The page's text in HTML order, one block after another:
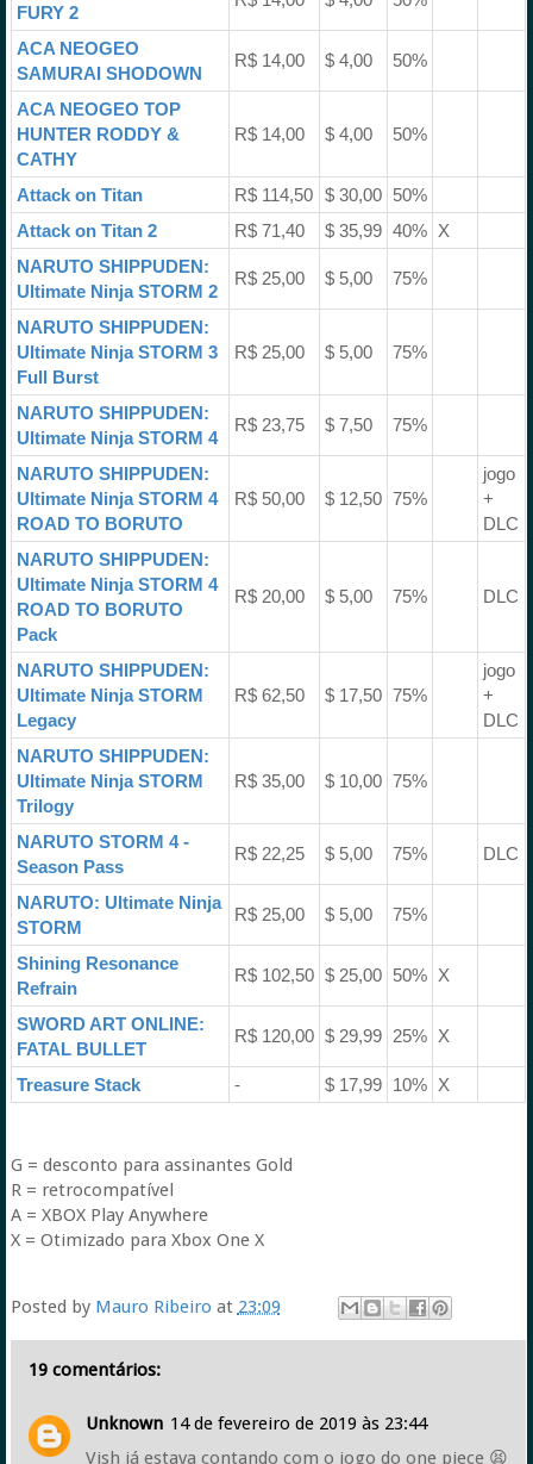
FURY 2
ACA NEOGEO
SAMURAI SHODOWN
R$ 14,00 $ 4,00 50%
ACA NEOGEO TOP
HUNTER RODDY &
CATHY
R$ 14,00 $ 4,00 50%
Attack on Titan R$ 114,50 $ 30,00
50%
Attack on Titan 2
R$ 71,40 $ 35,99 40%
X
NARUTO SHIPPUDEN:
Ultimate Ninja STORM 2
R$ 25,00 $ 5,00 75%
NARUTO SHIPPUDEN:
Ultimate Ninja STORM 3
Full Burst
R$ 25,00 $ 5,00 75%
NARUTO SHIPPUDEN:
Ultimate Ninja STORM 4
R$ 23,75 $ 7,50 75%
NARUTO SHIPPUDEN:
Ultimate Ninja STORM 4
ROAD TO BORUTO
R$ 50,00 $ 12,50 75%
jogo
+
DLC
NARUTO SHIPPUDEN:
Ultimate Ninja STORM 4
ROAD TO BORUTO
Pack
R$ 20,00 $ 5,00 75% DLC
NARUTO SHIPPUDEN:
Ultimate Ninja STORM
Legacy
R$ 62,50 $ 17,50 75%
jogo
+
DLC
NARUTO SHIPPUDEN:
Ultimate Ninja STORM
Trilogy
R$ 35,00 $ 10,00 75%
NARUTO STORM 4 -
Season Pass
R$ 22,25 $ 5,00 75% DLC
NARUTO: Ultimate Ninja
STORM
R$ 25,00 $ 5,00 75%
Shining Resonance
Refrain
R$ 102,50 $ 25,00 50% X
SWORD ART ONLINE:
FATAL BULLET
R$ 120,00 $ 29,99 25% X
Treasure Stack - $ 17,99 10% X
G = desconto para assinantes Gold
R = retrocompatível
A = XBOX Play Anywhere
X = Otimizado para Xbox One X
Posted by Mauro Ribeiro at 23:09
19 comentários:
Unknown 14 de fevereiro de 2019 às 23:44
Vish já estava contando com o jogo do one piece 😫